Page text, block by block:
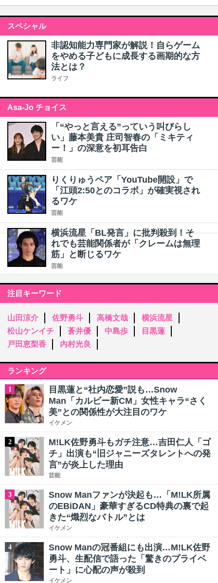
スペシャル
非認知能力専門家が解説！自らゲーム
をやめる子どもに成長する画期的な方
法とは？
ライフ
Asa-Jo チョイス
「“やっと言える”っていう叫びらし
い」藤本美貴 庄司智春の「ミキティ
ー！」の深意を初耳告白
芸能
りくりゅうペア「YouTube開設」で
「江頭2:50とのコラボ」が確実視され
るワケ
芸能
横浜流星「BL発言」に批判殺到！そ
れでも芸能関係者が「クレームは無理
筋」と断じるワケ
芸能
注目キーワード
山田涼介 佐野勇斗 高橋文哉
横浜流星
松山ケンイチ
蒼井優 中島歩
目黒蓮
戸田恵梨香
内村光良
ランキング
1
目黒蓮と“社内恋愛”説も…Snow
Man「カルビー新CM」女性キャラ“さく
美”との関係性が大注目のワケ
イケメン
2
M!LK佐野勇斗もガチ注意…吉田仁人「ゴ
チ」出演も“旧ジャニーズタレントへの発
言”が炎上した理由
芸能
3
Snow Manファンが決起も…「M!LK所属
のEBiDAN」豪華すぎるCD特典の裏で起
きた“熾烈なバトル”とは
イケメン
4
Snow Manの冠番組にも出演…M!LK佐野
勇斗、生配信で語った「驚きのプライベ
ート」に心配の声が殺到
イケメン